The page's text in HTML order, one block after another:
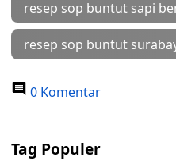
resep sop buntut sapi
resep sop buntut
0 Komentar
Tag Populer